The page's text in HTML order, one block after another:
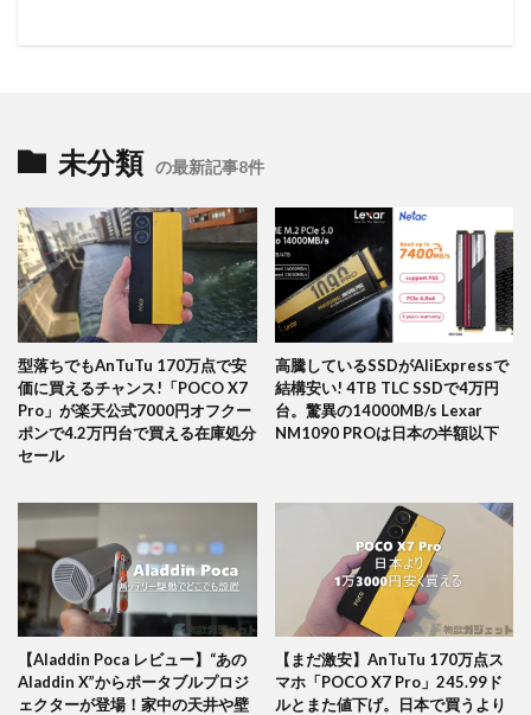
未分類 の最新記事8件
型落ちでもAnTuTu 170万点で安
価に買えるチャンス!「POCO X7
Pro」が楽天公式7000円オフクー
ポンで4.2万円台で買える在庫処分
セール
高騰しているSSDがAliExpressで
結構安い! 4TB TLC SSDで4万円
台。驚異の14000MB/s Lexar
NM1090 PROは日本の半額以下
【Aladdin Poca レビュー】“あの
Aladdin X”からポータブルプロジ
ェクターが登場！家中の天井や壁
【まだ激安】AnTuTu 170万点ス
マホ「POCO X7 Pro」245.99ド
ルとまた値下げ。日本で買うより